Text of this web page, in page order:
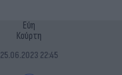
Εύη
Κούρτη
25.06.2023 22:45